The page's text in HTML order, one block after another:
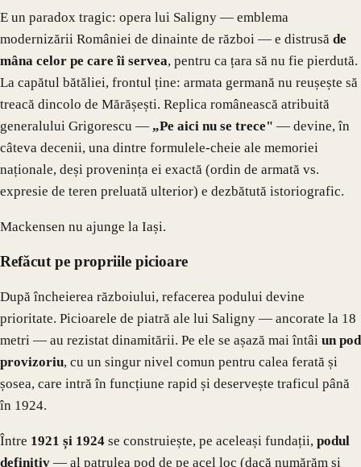
E un paradox tragic: opera lui Saligny — emblema
modernizării României de dinainte de război — e distrusă de
mâna celor pe care îi servea, pentru ca țara să nu fie pierdută.
La capătul bătăliei, frontul ține: armata germană nu reușește să
treacă dincolo de Mărășești. Replica românească atribuită
generalului Grigorescu — „Pe aici nu se trece" — devine, în
câteva decenii, una dintre formulele-cheie ale memoriei
naționale, deși provenința ei exactă (ordin de armată vs.
expresie de teren preluată ulterior) e dezbătută istoriografic.
Mackensen nu ajunge la Iași.
Refăcut pe propriile picioare
După încheierea războiului, refacerea podului devine
prioritate. Picioarele de piatră ale lui Saligny — ancorate la 18
metri — au rezistat dinamitării. Pe ele se așază mai întâi un pod
provizoriu, cu un singur nivel comun pentru calea ferată și
șosea, care intră în funcțiune rapid și deservește traficul până
în 1924.
Între 1921 și 1924 se construiește, pe aceleași fundații, podul
definitiv — al patrulea pod de pe acel loc (dacă numărăm și